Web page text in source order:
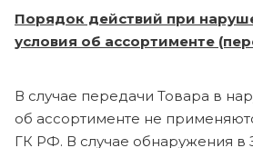
Порядок действий при
условия об ассортименте
В случае передачи Товара в
об ассортименте не
ГК РФ. В случае обнаружения в